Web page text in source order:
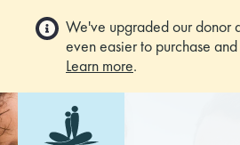
We've upgraded our donor
even easier to purchase
Learn more.